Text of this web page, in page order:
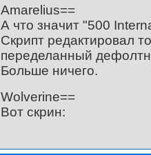
Amarelius==
А что значит "500
Скрипт редактировал
переделанный
Больше ничего.
Wolverine==
Вот скрин: